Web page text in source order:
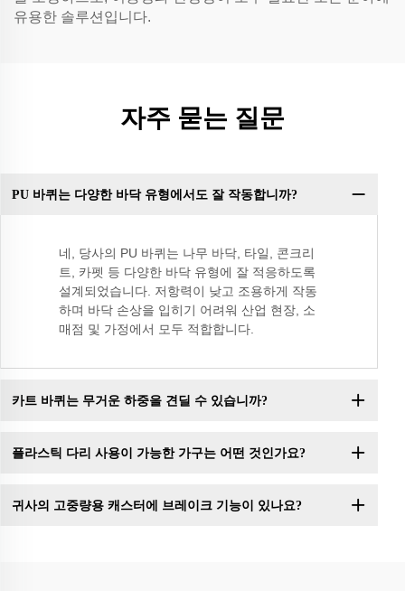
유용한 솔루션입니다.
자주 묻는 질문
PU 바퀴는 다양한 바닥 유형에서도 잘 작동합니까?
네, 당사의 PU 바퀴는 나무 바닥, 타일, 콘크리
트, 카펫 등 다양한 바닥 유형에 잘 적응하도록
설계되었습니다. 저항력이 낮고 조용하게 작동
하며 바닥 손상을 입히기 어려워 산업 현장, 소
매점 및 가정에서 모두 적합합니다.
카트 바퀴는 무거운 하중을 견딜 수 있습니까?
플라스틱 다리 사용이 가능한 가구는 어떤 것인가요?
귀사의 고중량용 캐스터에 브레이크 기능이 있나요?